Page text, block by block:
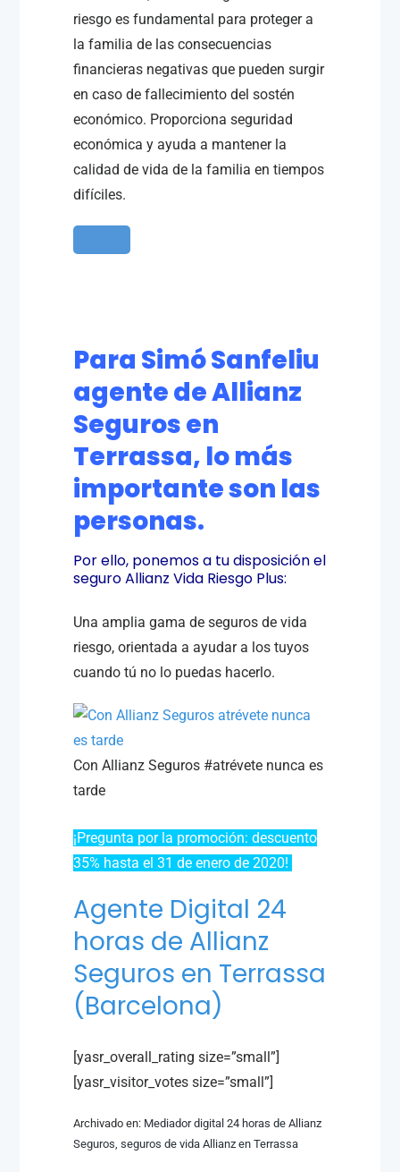
riesgo es fundamental para proteger a
la familia de las consecuencias
financieras negativas que pueden surgir
en caso de fallecimiento del sostén
económico. Proporciona seguridad
económica y ayuda a mantener la
calidad de vida de la familia en tiempos
difíciles.
Para Simó Sanfeliu
agente de Allianz
Seguros en
Terrassa, lo más
importante son las
personas.
Por ello, ponemos a tu disposición el
seguro Allianz Vida Riesgo Plus:
Una amplia gama de seguros de vida
riesgo, orientada a ayudar a los tuyos
cuando tú no lo puedas hacerlo.
Con Allianz Seguros #atrévete nunca es
tarde
¡Pregunta por la promoción: descuento
35% hasta el 31 de enero de 2020!
Agente Digital 24
horas de Allianz
Seguros en Terrassa
(Barcelona)
[yasr_overall_rating size=”small”]
[yasr_visitor_votes size=”small”]
Archivado en: Mediador digital 24 horas de Allianz
Seguros,seguros de vida Allianz en Terrassa